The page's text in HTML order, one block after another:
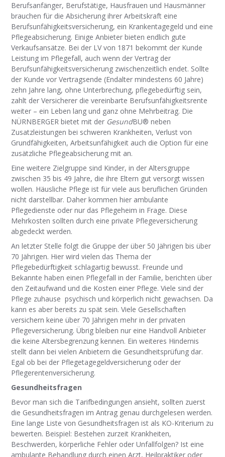
Berufsanfänger, Berufstätige, Hausfrauen und Hausmänner
brauchen für die Absicherung ihrer Arbeitskraft eine
Berufsunfähigkeitsversicherung, ein Krankentagegeld und eine
Pflegeabsicherung. Einige Anbieter bieten endlich gute
Verkaufsansätze. Bei der LV von 1871 bekommt der Kunde
Leistung im Pflegefall, auch wenn der Vertrag der
Berufsunfähigkeitsversicherung zwischenzeitlich endet. Sollte
der Kunde vor Vertragsende (Endalter mindestens 60 Jahre)
zehn Jahre lang, ohne Unterbrechung, pflegebedürftig sein,
zahlt der Versicherer die vereinbarte Berufsunfähigkeitsrente
weiter – ein Leben lang und ganz ohne Mehrbeitrag. Die
NÜRNBERGER bietet mit der GesundBU® neben
Zusatzleistungen bei schweren Krankheiten, Verlust von
Grundfähigkeiten, Arbeitsunfähigkeit auch die Option für eine
zusätzliche Pflegeabsicherung mit an.
Eine weitere Zielgruppe sind Kinder, in der Altersgruppe
zwischen 35 bis 49 Jahre, die ihre Eltern gut versorgt wissen
wollen. Häusliche Pflege ist für viele aus beruflichen Gründen
nicht darstellbar. Daher kommen hier ambulante
Pflegedienste oder nur das Pflegeheim in Frage. Diese
Mehrkosten sollten durch eine private Pflegeversicherung
abgedeckt werden.
An letzter Stelle folgt die Gruppe der über 50 Jährigen bis über
70 Jährigen. Hier wird vielen das Thema der
Pflegebedürftigkeit schlagartig bewusst. Freunde und
Bekannte haben einen Pflegefall in der Familie, berichten über
den Zeitaufwand und die Kosten einer Pflege. Viele sind der
Pflege zuhause psychisch und körperlich nicht gewachsen. Da
kann es aber bereits zu spät sein. Viele Gesellschaften
versichern keine über 70 Jährigen mehr in der privaten
Pflegeversicherung. Übrig bleiben nur eine Handvoll Anbieter
die keine Altersbegrenzung kennen. Ein weiteres Hindernis
stellt dann bei vielen Anbietern die Gesundheitsprüfung dar.
Egal ob bei der Pflegetagegeldversicherung oder der
Pflegerentenversicherung.
Gesundheitsfragen
Bevor man sich die Tarifbedingungen ansieht, sollten zuerst
die Gesundheitsfragen im Antrag genau durchgelesen werden.
Eine lange Liste von Gesundheitsfragen ist als KO-Kriterium zu
bewerten. Beispiel: Bestehen zurzeit Krankheiten,
Beschwerden, körperliche Fehler oder Unfallfolgen? Ist eine
ambulante Behandlung durch einen Arzt, Heilpraktiker oder